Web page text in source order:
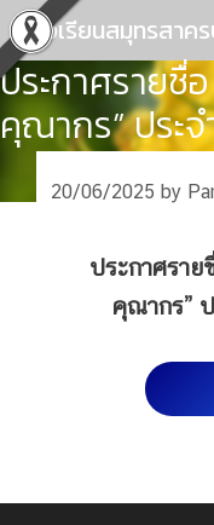
Skip
to
content
โรงเรียนสมุทรสาค
ประกาศรายชื่
คุณากร” ประ
20/06/2025 by
ประกาศรา
คุณากร”